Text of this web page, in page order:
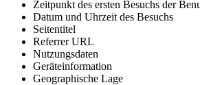
Zeitpunkt des ersten Besuchs der
Datum und Uhrzeit des Besuchs
Seitentitel
Referrer URL
Nutzungsdaten
Geräteinformation
Geographische Lage